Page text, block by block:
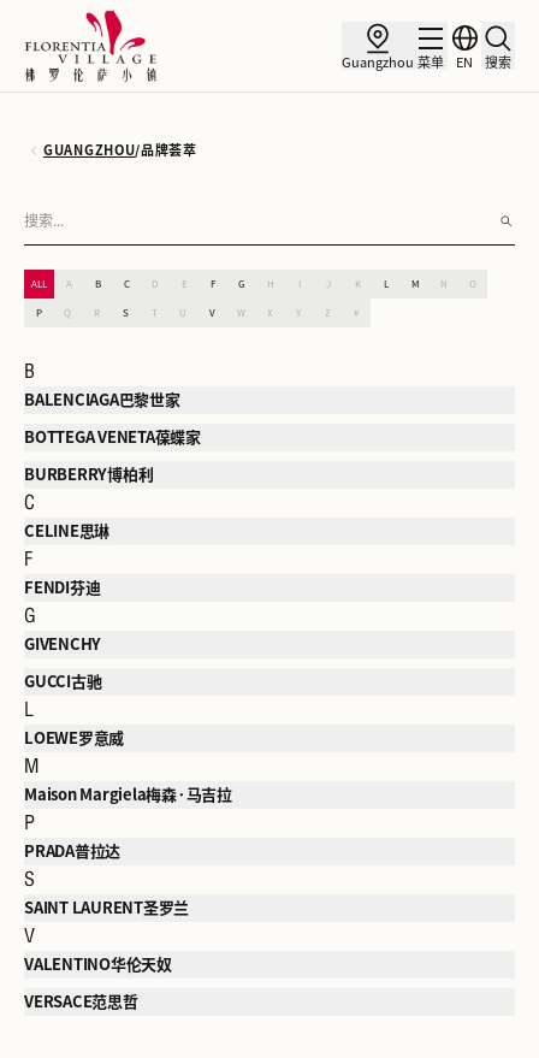
Guangzhou 菜单 EN 搜索
GUANGZHOU/品牌荟萃
ALL A B C D E F G H K M N O
P Q R S T V W X Y Z #
B
BALENCIAGA巴黎世家
BOTTEGA VENETA葆蝶家
BURBERRY博柏利
C
CELINE思琳
F
FENDI芬迪
G
GIVENCHY
GUCCI古驰
L
LOEWE罗意威
M
Maison Margiela梅森·马吉拉
P
PRADA普拉达
S
SAINT LAURENT圣罗兰
V
VALENTINO华伦天奴
VERSACE范思哲